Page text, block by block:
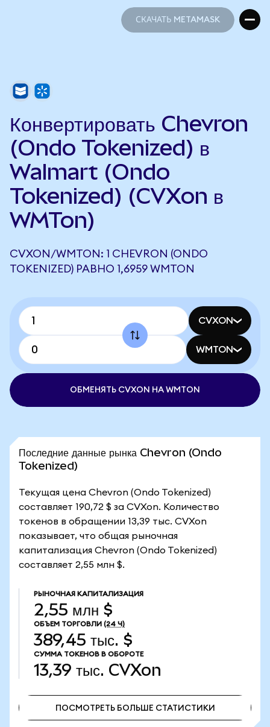
СКАЧАТЬ METAMASK
Конвертировать Chevron
(Ondo Tokenized) в
Walmart (Ondo
Tokenized) (CVXon в
WMTon)
CVXON/WMTON: 1 CHEVRON (ONDO
TOKENIZED) РАВНО 1,6959 WMTON
CVXON
WMTON
ОБМЕНЯТЬ CVXON НА WMTON
Последние данные рынка Chevron (Ondo
Tokenized)
Текущая цена Chevron (Ondo Tokenized)
составляет 190,72 $ за CVXon. Количество
токенов в обращении 13,39 тыс. CVXon
показывает, что общая рыночная
капитализация Chevron (Ondo Tokenized)
составляет 2,55 млн $.
РЫНОЧНАЯ КАПИТАЛИЗАЦИЯ
2,55 млн $
ОБЪЕМ ТОРГОВЛИ (24 Ч)
389,45 тыс. $
СУММА ТОКЕНОВ В ОБОРОТЕ
13,39 тыс. CVXon
ПОСМОТРЕТЬ БОЛЬШЕ СТАТИСТИКИ